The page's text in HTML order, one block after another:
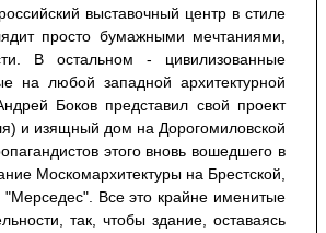
выставочный центр в стиле
просто бумажными мечтаниями,
В остальном - цивилизованные
на любой западной архитектурной
Боков представил свой проект
и изящный дом на Дорогомиловской
этого вновь вошедшего в
Москомархитектуры на Брестской,
Все это крайне именитые
так, чтобы здание, оставаясь